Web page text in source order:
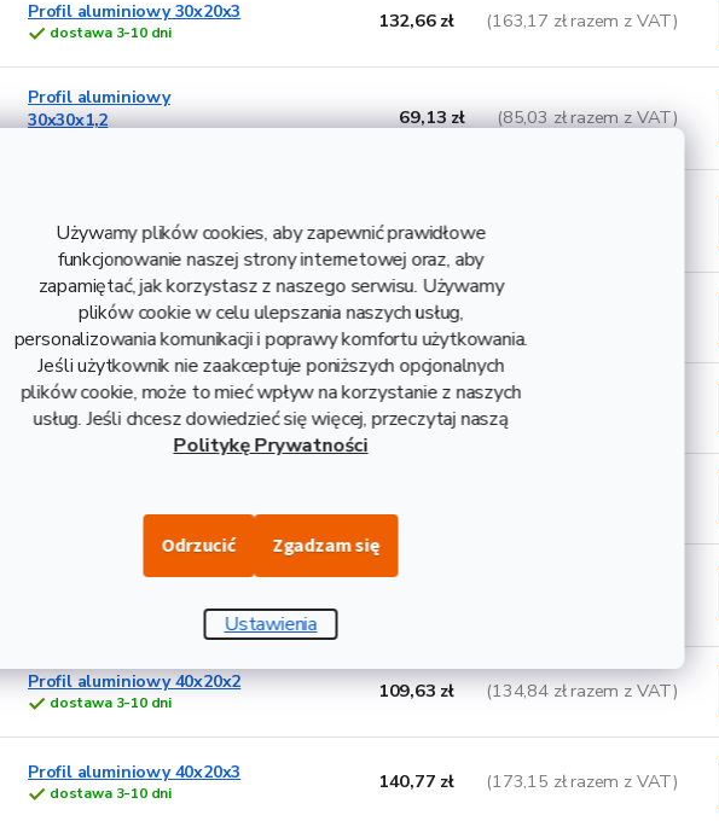
Używamy plików cookies, aby zapewnić prawidłowe
funkcjonowanie naszej strony internetowej oraz, aby
zapamiętać, jak korzystasz z naszego serwisu. Używamy
plików cookie w celu ulepszania naszych usług,
personalizowania komunikacji i poprawy komfortu użytkowania.
Jeśli użytkownik nie zaakceptuje poniższych opcjonalnych
plików cookie, może to mieć wpływ na korzystanie z naszych
usług. Jeśli chcesz dowiedzieć się więcej, przeczytaj naszą
Politykę Prywatności
Ustawienia
Odrzucić Zgadzam się
Profil aluminiowy 30x20x3
dostawa 3-10 dni 132,66 zł (163,17 zł razem z VAT)
Profil aluminiowy
30x30x1,2
69,13 zł (85,03 zł razem z VAT)
30x30x1,5
dostawa 3-10 dni
79,46 zł
Profil aluminiowy 30x30x2
dostawa 3-10 dni 106,86 zł
Profil aluminiowy 30x30x3
dostawa 3-10 dni 154,06 zł (189,49 zł razem z VAT)
Profil aluminiowy
Profil aluminiowy 40x20x2
dostawa 3-10 dni 109,63 zł (134,84 zł razem z VAT)
Profil aluminiowy 40x20x3
dostawa 3-10 dni 140,77 zł (173,15 zł razem z VAT)